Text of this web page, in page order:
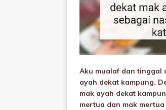
Aku muaIaf dan tinggal
ayah dekat kampung.
mak ayah dekat
mertua dan mak